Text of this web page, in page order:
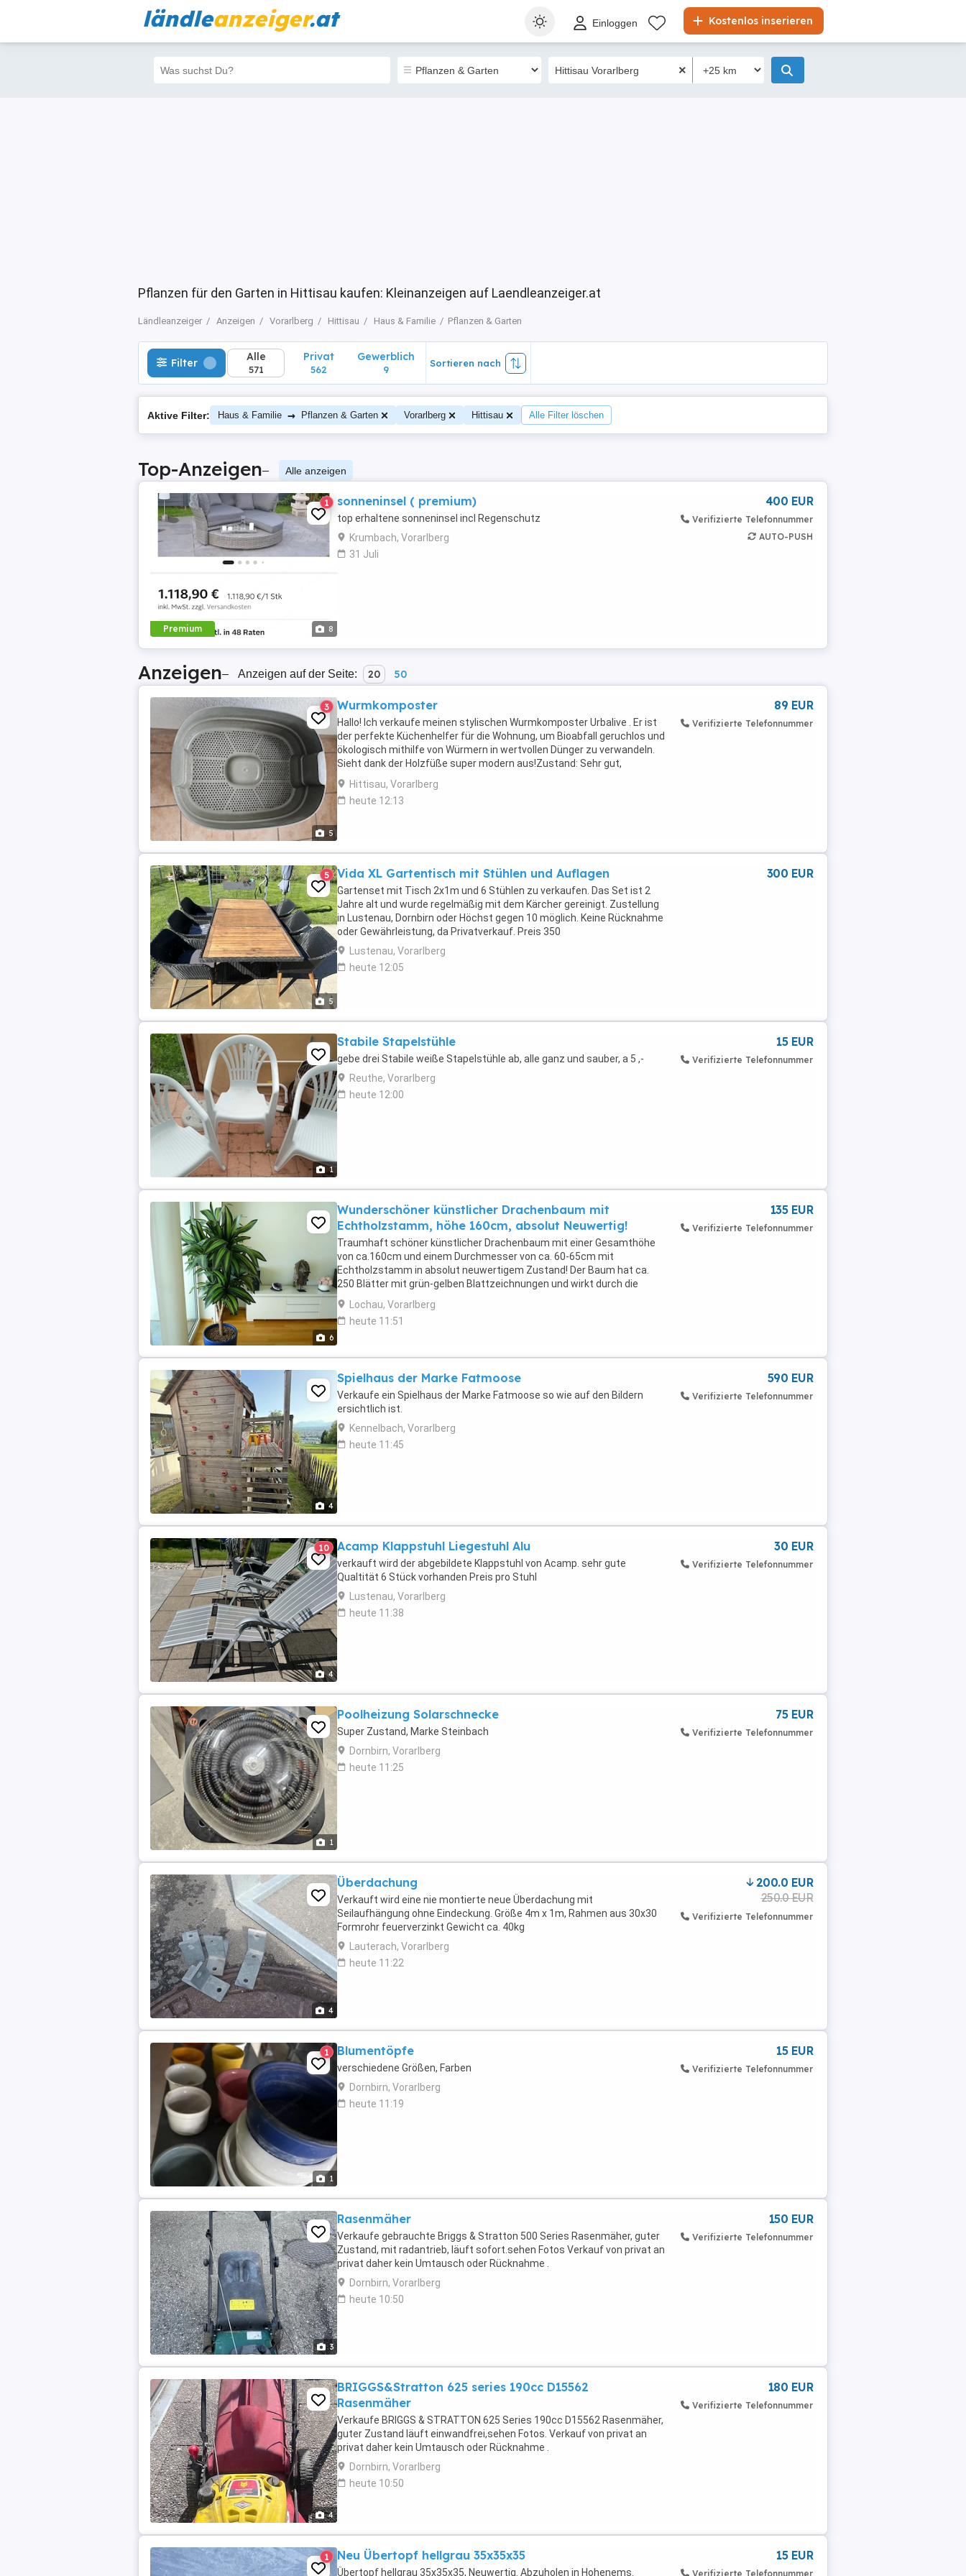
ländleanzeiger.at Kostenlos inserieren
Einloggen
Pflanzen für den Garten in Hittisau kaufen: Kleinanzeigen auf Laendleanzeiger.at
Ländleanzeiger Anzeigen Vorarlberg Hittisau Haus & Familie Pflanzen & Garten
Filter Alle
571
Privat
562
Filter Alle
571
Privat
562
Gewerblich
9
Sortieren nach
Aktive Filter: Haus & Familie → Pflanzen & Garten Vorarlberg Hittisau Alle Filter löschen
Top-Anzeigen– Alle anzeigen
Premium 8
1 sonneninsel ( premium)
top erhaltene sonneninsel incl Regenschutz
Krumbach, Vorarlberg
31 Juli
400 EUR
Verifizierte Telefonnummer
AUTO-PUSH
Anzeigen– Anzeigen auf der Seite: 20 50
5
3 Wurmkomposter
Hallo! Ich verkaufe meinen stylischen Wurmkomposter Urbalive . Er ist
der perfekte Küchenhelfer für die Wohnung, um Bioabfall geruchlos und
ökologisch mithilfe von Würmern in wertvollen Dünger zu verwandeln.
Sieht dank der Holzfüße super modern aus!Zustand: Sehr gut,
komplett gereinigt und sofort einsatzbereit. ...
Hittisau, Vorarlberg
heute 12:13
89 EUR
Verifizierte Telefonnummer
5
5 Vida XL Gartentisch mit Stühlen und Auflagen
Gartenset mit Tisch 2x1m und 6 Stühlen zu verkaufen. Das Set ist 2
Jahre alt und wurde regelmäßig mit dem Kärcher gereinigt. Zustellung
in Lustenau, Dornbirn oder Höchst gegen 10 möglich. Keine Rücknahme
oder Gewährleistung, da Privatverkauf. Preis 350
Lustenau, Vorarlberg
heute 12:05
300 EUR
1
Stabile Stapelstühle
gebe drei Stabile weiße Stapelstühle ab, alle ganz und sauber, a 5 ,-
Reuthe, Vorarlberg
heute 12:00
15 EUR
Verifizierte Telefonnummer
6
Wunderschöner künstlicher Drachenbaum mit
Echtholzstamm, höhe 160cm, absolut Neuwertig!
Traumhaft schöner künstlicher Drachenbaum mit einer Gesamthöhe
von ca.160cm und einem Durchmesser von ca. 60-65cm mit
Echtholzstamm in absolut neuwertigem Zustand! Der Baum hat ca.
250 Blätter mit grün-gelben Blattzeichnungen und wirkt durch die
natürliche Farbgebung besonders realistisch...wie echt! Die ...
Lochau, Vorarlberg
heute 11:51
135 EUR
Verifizierte Telefonnummer
4
Spielhaus der Marke Fatmoose
Verkaufe ein Spielhaus der Marke Fatmoose so wie auf den Bildern
ersichtlich ist.
Kennelbach, Vorarlberg
heute 11:45
590 EUR
Verifizierte Telefonnummer
4
10 Acamp Klappstuhl Liegestuhl Alu
verkauft wird der abgebildete Klappstuhl von Acamp. sehr gute
Qualtität 6 Stück vorhanden Preis pro Stuhl
Lustenau, Vorarlberg
heute 11:38
30 EUR
Verifizierte Telefonnummer
1
Poolheizung Solarschnecke
Super Zustand, Marke Steinbach
Dornbirn, Vorarlberg
heute 11:25
75 EUR
Verifizierte Telefonnummer
4
Überdachung
Verkauft wird eine nie montierte neue Überdachung mit
Seilaufhängung ohne Eindeckung. Größe 4m x 1m, Rahmen aus 30x30
Formrohr feuerverzinkt Gewicht ca. 40kg
Lauterach, Vorarlberg
heute 11:22
200.0 EUR
250.0 EUR
Verifizierte Telefonnummer
1
1 Blumentöpfe
verschiedene Größen, Farben
Dornbirn, Vorarlberg
heute 11:19
15 EUR
Verifizierte Telefonnummer
3
Rasenmäher
Verkaufe gebrauchte Briggs & Stratton 500 Series Rasenmäher, guter
Zustand, mit radantrieb, läuft sofort.sehen Fotos Verkauf von privat an
privat daher kein Umtausch oder Rücknahme .
Dornbirn, Vorarlberg
heute 10:50
150 EUR
Verifizierte Telefonnummer
4
BRIGGS&Stratton 625 series 190cc D15562
Rasenmäher
Verkaufe BRIGGS & STRATTON 625 Series 190cc D15562 Rasenmäher,
guter Zustand läuft einwandfrei,sehen Fotos. Verkauf von privat an
privat daher kein Umtausch oder Rücknahme .
Dornbirn, Vorarlberg
heute 10:50
180 EUR
Verifizierte Telefonnummer
1 Neu Übertopf hellgrau 35x35x35
Übertopf hellgrau 35x35x35, Neuwertig. Abzuholen in Hohenems.
15 EUR
Verifizierte Telefonnummer